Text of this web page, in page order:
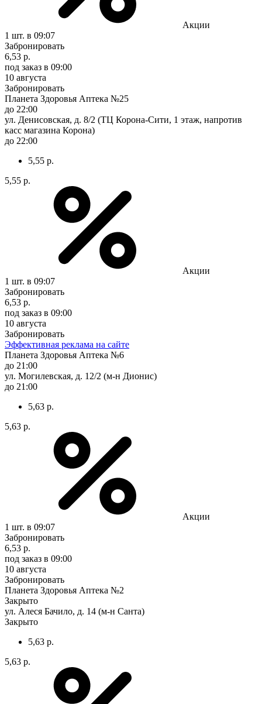
Акции
1 шт. в 09:07
Забронировать
6,53 р.
под заказ в 09:00
10 августа
Забронировать
Планета Здоровья Аптека №25
до 22:00
ул. Денисовская, д. 8/2 (ТЦ Корона-Сити, 1 этаж, напротив
касс магазина Корона)
до 22:00
5,55 р.
5,55 р.
Акции
1 шт. в 09:07
Забронировать
6,53 р.
под заказ в 09:00
10 августа
Забронировать
Эффективная реклама на сайте
Планета Здоровья Аптека №6
до 21:00
ул. Могилевская, д. 12/2 (м-н Дионис)
до 21:00
5,63 р.
5,63 р.
Акции
1 шт. в 09:07
Забронировать
6,53 р.
под заказ в 09:00
10 августа
Забронировать
Планета Здоровья Аптека №2
Закрыто
ул. Алеся Бачило, д. 14 (м-н Санта)
Закрыто
5,63 р.
5,63 р.